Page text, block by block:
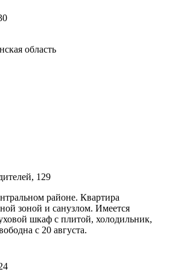
область
129
районе. Квартира
зоной и санузлом. Имеется
шкаф с плитой, холодильник,
с 20 августа.